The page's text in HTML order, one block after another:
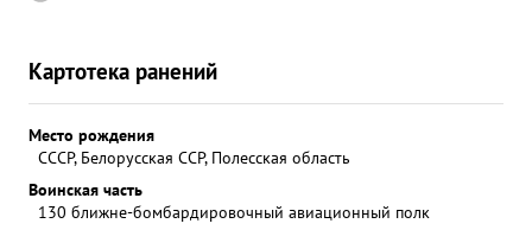
Картотека ранений
Место рождения
СССР, Белорусская ССР, Полесская область
Воинская часть
130 ближне-бомбардировочный авиационный полк